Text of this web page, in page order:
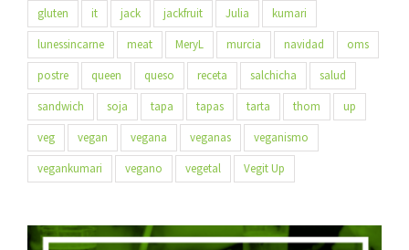
gluten
it jack jackfruit Julia
kumari
lunessincarne
meat MeryL murcia navidad
oms
postre
queen queso receta salchicha
salud
sandwich
soja tapa tapas tarta thom
up
veg
vegan vegana veganas
veganismo
vegankumari
vegano vegetal Vegit Up